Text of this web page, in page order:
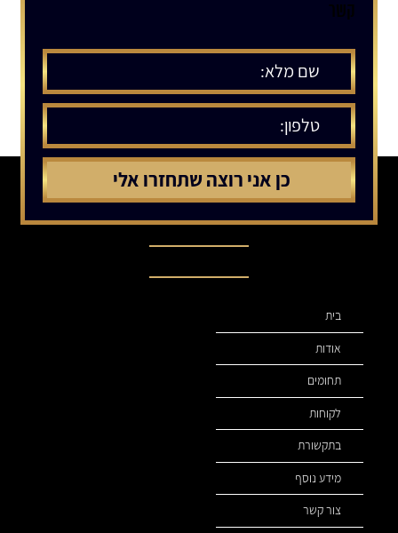
קשר
בית
אודות
תחומים
לקוחות
בתקשורת
מידע נוסף
צור קשר